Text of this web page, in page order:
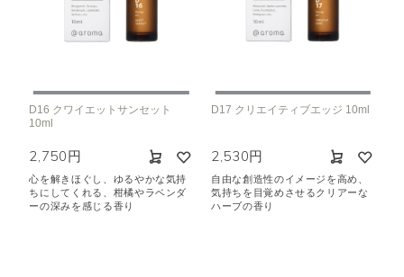
D16 クワイエットサンセット
10ml
2,750円
心を解きほぐし、ゆるやかな気持
ちにしてくれる、柑橘やラベンダ
ーの深みを感じる香り
D17 クリエイティブエッジ 10ml
2,530円
自由な創造性のイメージを高め、
気持ちを目覚めさせるクリアーな
ハーブの香り